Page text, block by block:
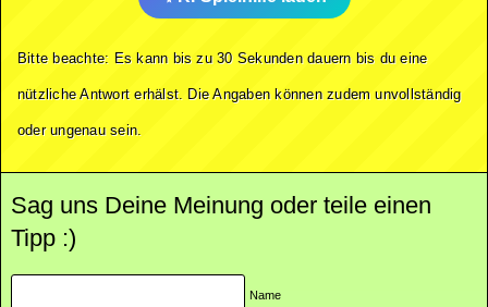
Bitte beachte: Es kann bis zu 30 Sekunden dauern bis du eine
nützliche Antwort erhälst. Die Angaben können zudem unvollständig
oder ungenau sein.
Sag uns Deine Meinung oder teile einen
Tipp :)
Name